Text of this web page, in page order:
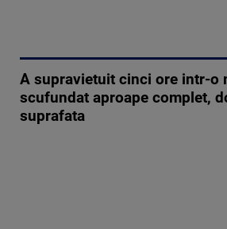
A supravietuit cinci ore intr-o
scufundat aproape complet,
suprafata